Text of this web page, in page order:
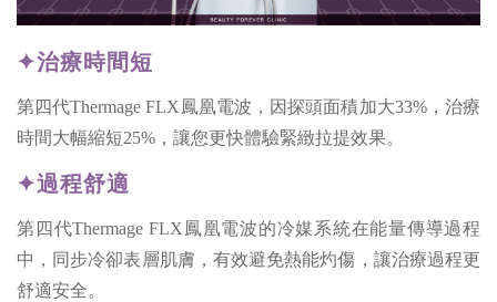
✦治療時間短
第四代Thermage FLX鳳凰電波，因探頭面積加大33%，治療
時間大幅縮短25%，讓您更快體驗緊緻拉提效果。
✦過程舒適
第四代Thermage FLX鳳凰電波的冷媒系統在能量傳導過程
中，同步冷卻表層肌膚，有效避免熱能灼傷，讓治療過程更
舒適安全。